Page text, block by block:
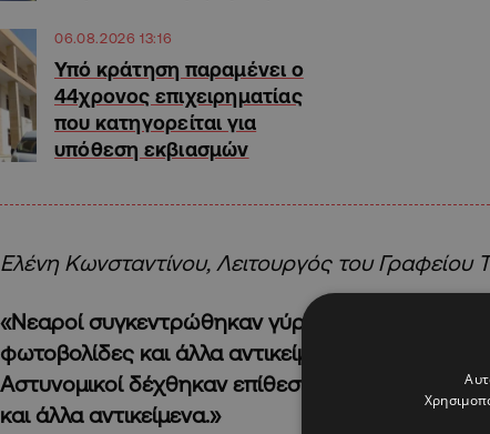
06.08.2026 13:16
Υπό κράτηση παραμένει ο
44χρονος επιχειρηματίας
που κατηγορείται για
υπόθεση εκβιασμών
Ελένη Κωνσταντίνου, Λειτουργός του Γραφείου
«Νεαροί συγκεντρώθηκαν γύρω από λαμπρατζιά
φωτοβολίδες και άλλα αντικείμενα προς τους
Αστυνομικοί δέχθηκαν επίθεση από κροτίδες,
και άλλα αντικείμενα.»